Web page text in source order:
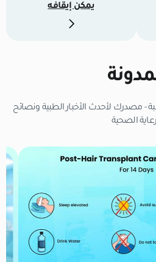
يمكن إيقافه
- مصدرك لأحدث الأخبار الطبية ونصائح
الصحية